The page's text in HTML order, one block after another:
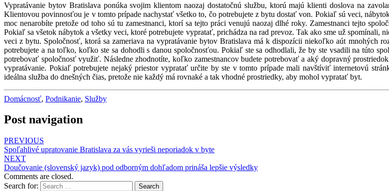
Vypratávanie bytov Bratislava ponúka svojim klientom naozaj dostatočnú službu, ktorú majú klienti doslova na
Klientovou povinnosťou je v tomto prípade nachystať všetko to, čo potrebujete z bytu dostať von. Pokiaľ sú veci,
moc nenarobíte pretože od toho sú tu zamestnanci, ktorí sa tejto práci venujú naozaj dlhé roky. Zamestnanci tejto
Pokiaľ sa všetok nábytok a všetky veci, ktoré potrebujete vypratať, prichádza na rad prevoz. Tak ako sme už
veci z bytu. Spoločnosť, ktorá sa zameriava na vypratávanie bytov Bratislava má k dispozícii niekoľko aút
potrebujete a na toľko, koľko ste sa dohodli s danou spoločnosťou. Pokiaľ ste sa odhodlali, že by ste vsadili na túto
potrebovať spoločnosť využiť. Následne zhodnotíte, koľko zamestnancov budete potrebovať a aký dopravný
vypratávanie. Pokiaľ potrebujete nejaký priestor vypratať určite by ste v tomto prípade mali navštíviť internetovú
ideálna služba do dnešných čias, pretože nie každý má rovnaké a tak vhodné prostriedky, aby mohol vypratať byt.
Domácnosť, Podnikanie, Služby
Post navigation
PREVIOUS
Spoľahlivé upratovanie Bratislava za vás vyrieši neporiadok v byte
NEXT
Doučovanie (slovenský jazyk) pod odborným dohľadom prináša lepšie výsledky
Comments are closed.
Search for:
Search